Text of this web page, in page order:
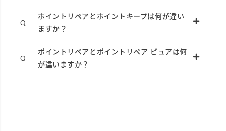
ポイントリペアとポイントキープは何が違い
ますか？
ポイントリペアとポイントリペア ピュアは何
が違いますか？